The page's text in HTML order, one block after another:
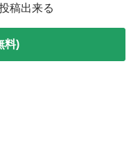
稿出来る
料)